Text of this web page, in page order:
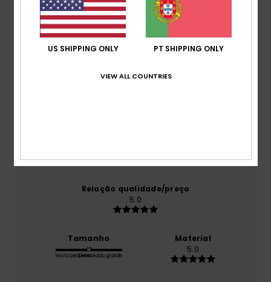
Pontuação média
5.0/5
1 avaliações verificadas
Relação qualidade/preço
5.0
Tamanho
Muito pequenoDemasiado grande
Material
5.0
US SHIPPING ONLY PT SHIPPING ONLY
VIEW ALL COUNTRIES